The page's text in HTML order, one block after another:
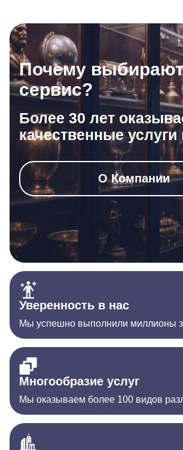
Почему
сервис?
Более 30 лет
качественные
О Компании
Уверенность в нас
Мы успешно выполнили миллионы
Многообразие услуг
Мы оказываем более 100 видов